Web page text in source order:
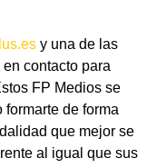
y una de las
contacto para
FP Medios se
de forma
que mejor se
al igual que sus